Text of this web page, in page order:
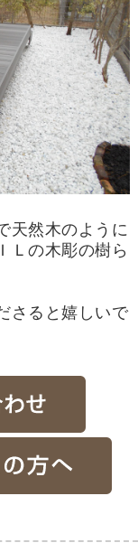
天然木のように
Ｌの木彫の樹ら
さると嬉しいで